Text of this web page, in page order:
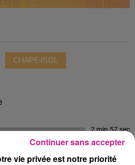
CHAPE-ISOL
2 min 57 sec
vie privée est notre priorité
Continuer sans accepter